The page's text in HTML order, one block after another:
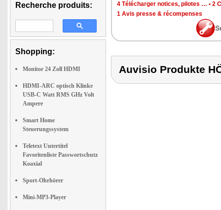
Recherche produits:
Shopping:
Monitor 24 Zoll HDMI
HDMI-ARC optisch Klinke
USB-C Watt RMS GHz Volt
Ampere
Smart Home
Steuerungssystem
Teletext Untertitel
Favoritenliste Passwortschutz
Koaxial
Sport-Ohrhörer
Mini-MP3-Player
4 Télé­char­ger notices, pilotes … • 2
1 Avis presse & récom­penses
Auvisio Produkte